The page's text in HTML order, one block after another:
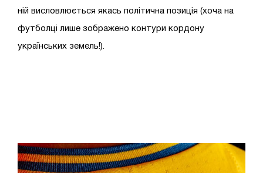
ній висловлюється якась політична позиція (хоча на
футболці лише зображено контури кордону
українських земель!).